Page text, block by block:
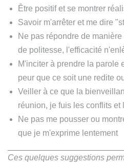
Être positif et se montrer
Savoir m'arrêter et me dire
Ne pas répondre de
de politesse, l'efficacité
M'inciter à prendre la parole
peur que ce soit une redite
Veiller à ce que la
réunion, je fuis les conflits
Ne pas me pousser ou
que je m'exprime lentement
Ces quelques suggestions